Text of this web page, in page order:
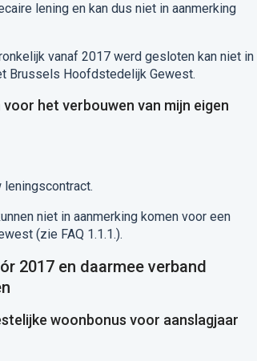
lening en kan dus niet in aanmerking
vanaf 2017 werd gesloten kan niet in
Brussels Hoofdstedelijk Gewest.
het verbouwen van mijn eigen
niet in aanmerking komen voor een
(zie FAQ 1.1.1.).
2017 en daarmee verband
woonbonus voor aanslagjaar